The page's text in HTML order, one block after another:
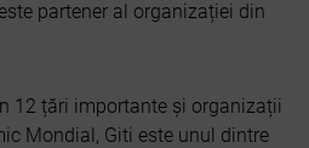
partener al organizației din
12 țări importante și organizații
Mondial, Giti este unul dintre